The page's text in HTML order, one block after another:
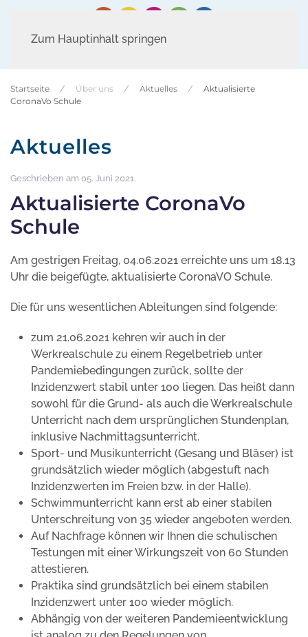
Zum Hauptinhalt springen
Startseite Über uns Aktuelles
Aktualisierte
CoronaVo Schule
Aktuelles
Geschrieben am 05. Juni 2021.
Aktualisierte CoronaVo
Schule
Am gestrigen Freitag, 04.06.2021 erreichte uns um 18.13
Uhr die beigefügte, aktualisierte CoronaVO Schule.
Die für uns wesentlichen Ableitungen sind folgende:
zum 21.06.2021 kehren wir auch in der
Werkrealschule zu einem Regelbetrieb unter
Pandemiebedingungen zurück, sollte der
Inzidenzwert stabil unter 100 liegen. Das heißt dann
sowohl für die Grund- als auch die Werkrealschule
Unterricht nach dem ursprünglichen Stundenplan,
inklusive Nachmittagsunterricht.
Sport- und Musikunterricht (Gesang und Bläser) ist
grundsätzlich wieder möglich (abgestuft nach
Inzidenzwerten im Freien bzw. in der Halle).
Schwimmunterricht kann erst ab einer stabilen
Unterschreitung von 35 wieder angeboten werden.
Auf Nachfrage können wir Ihnen die schulischen
Testungen mit einer Wirkungszeit von 60 Stunden
attestieren.
Praktika sind grundsätzlich bei einem stabilen
Inzidenzwert unter 100 wieder möglich.
Abhängig von der weiteren Pandemieentwicklung